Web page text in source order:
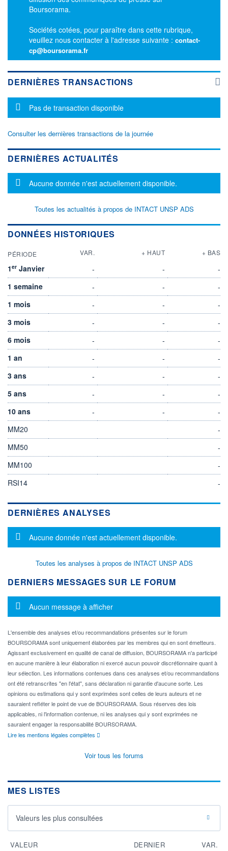
Boursorama.
Sociétés cotées, pour paraître dans cette rubrique,
veuillez nous contacter à l'adresse suivante : contact-
cp@boursorama.fr
DERNIÈRES TRANSACTIONS
Message d'information
Pas de transaction disponible
Consulter les dernières transactions de la journée
DERNIÈRES ACTUALITÉS
Message d'information
Aucune donnée n'est actuellement disponible.
Toutes les actualités à propos de INTACT UNSP ADS
DONNÉES HISTORIQUES
PÉRIODE VAR. + HAUT + BAS
1er Janvier - -
-
1 semaine
- -
-
1 mois
- -
-
3 mois
- -
-
6 mois
- -
-
1 an
- -
-
3 ans
- -
-
5 ans
- -
-
10 ans
- -
-
MM20
-
MM50
-
MM100
-
RSI14
-
DERNIÈRES ANALYSES
Message d'information
Aucune donnée n'est actuellement disponible.
Toutes les analyses à propos de INTACT UNSP ADS
DERNIERS MESSAGES SUR LE FORUM
Message d'information
Aucun message à afficher
L'ensemble des analyses et/ou recommandations présentes sur le forum
BOURSORAMA sont uniquement élaborées par les membres qui en sont émetteurs.
Agissant exclusivement en qualité de canal de diffusion, BOURSORAMA n'a participé
en aucune manière à leur élaboration ni exercé aucun pouvoir discrétionnaire quant à
leur sélection. Les informations contenues dans ces analyses et/ou recommandations
ont été retranscrites "en l'état", sans déclaration ni garantie d'aucune sorte. Les
opinions ou estimations qui y sont exprimées sont celles de leurs auteurs et ne
sauraient refléter le point de vue de BOURSORAMA. Sous réserves des lois
applicables, ni l'information contenue, ni les analyses qui y sont exprimées ne
sauraient engager la responsabilité BOURSORAMA.
Lire les mentions légales complètes
Voir tous les forums
MES LISTES
Valeurs les plus consultées
VALEUR DERNIER VAR.